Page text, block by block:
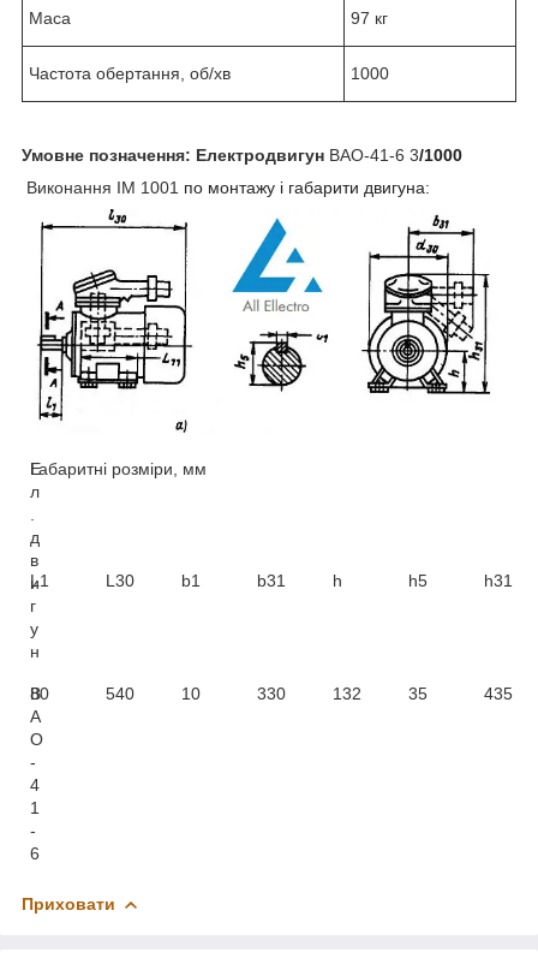
Маса 97 кг
Частота обертання, об/хв 1000
Умовне позначення: Електродвигун ВАО-41-6 3/1000
Виконання IM 1001 по монтажу і габарити двигуна:
Е
л
д
в
и
г
у
н
Габаритні розміри, мм
L1 L30 b1 b31 h h5 h31
В
А
О
-
4
1
-
6
80 540 10 330 132 35 435
Приховати